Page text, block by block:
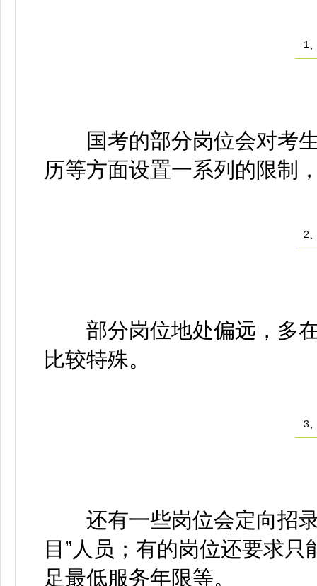
1
国考的部分岗位会对考生
历等方面设置一系列的限制
2
部分岗位地处偏远，多在
比较特殊。
3
还有一些岗位会定向招录
目”人员；有的岗位还要求
足最低服务年限等。